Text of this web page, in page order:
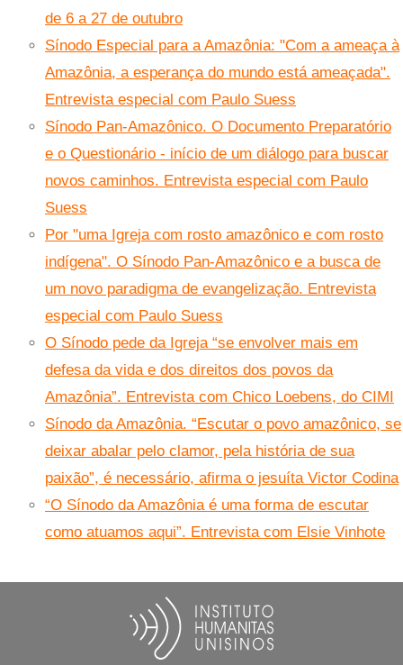
de 6 a 27 de outubro
Sínodo Especial para a Amazônia: "Com a ameaça à
Amazônia, a esperança do mundo está ameaçada".
Entrevista especial com Paulo Suess
Sínodo Pan-Amazônico. O Documento Preparatório
e o Questionário - início de um diálogo para buscar
novos caminhos. Entrevista especial com Paulo
Suess
Por "uma Igreja com rosto amazônico e com rosto
indígena". O Sínodo Pan-Amazônico e a busca de
um novo paradigma de evangelização. Entrevista
especial com Paulo Suess
O Sínodo pede da Igreja “se envolver mais em
defesa da vida e dos direitos dos povos da
Amazônia”. Entrevista com Chico Loebens, do CIMI
Sínodo da Amazônia. “Escutar o povo amazônico, se
deixar abalar pelo clamor, pela história de sua
paixão”, é necessário, afirma o jesuíta Victor Codina
“O Sínodo da Amazônia é uma forma de escutar
como atuamos aqui”. Entrevista com Elsie Vinhote